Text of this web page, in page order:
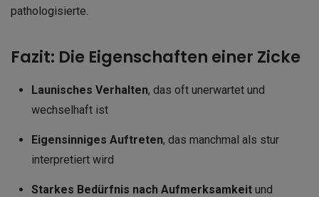
pathologisierte.
Fazit: Die Eigenschaften einer Zicke
Launisches Verhalten, das oft unerwartet und
wechselhaft ist
Eigensinniges Auftreten, das manchmal als stur
interpretiert wird
Starkes Bedürfnis nach Aufmerksamkeitund